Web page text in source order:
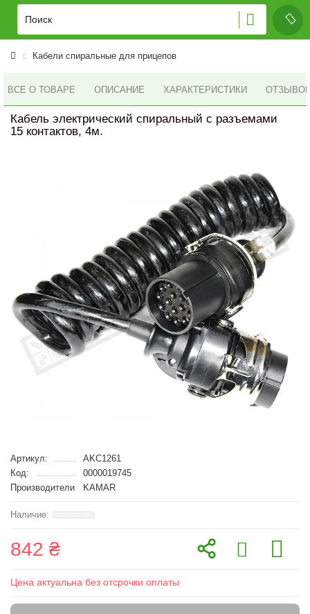
Кабели спиральные для прицепов
ВСЕ О ТОВАРЕ ОПИСАНИЕ ХАРАКТЕРИСТИКИ ОТЗЫВОВ
Кабель электрический спиральный с разъемами
15 контактов, 4м.
Артикул:
AKC1261
Код:
0000019745
Производители
KAMAR
842 ₴
Цена актуальна без отсрочки оплаты